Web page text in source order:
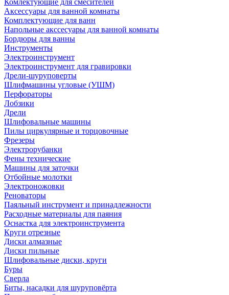
Комлектующие для смесителей
Аксессуары для ванной комнаты
Комплектующие для ванн
Напольные акссесуары для ванной комнаты
Бордюры для ванны
Инструменты
Электроинструмент
Электроинструмент для гравировки
Дрели-шуруповерты
Шлифмашины угловые (УШМ)
Перфораторы
Лобзики
Дрели
Шлифовальные машины
Пилы циркулярные и торцовочные
Фрезеры
Электрорубанки
Фены технические
Машины для заточки
Отбойные молотки
Электроножовки
Реноваторы
Паяльный инструмент и принадлежности
Расходные материалы для паяния
Оснастка для электроинструмента
Круги отрезные
Диски алмазные
Диски пильные
Шлифовальные диски, круги
Буры
Сверла
Биты, насадки для шуруповёрта